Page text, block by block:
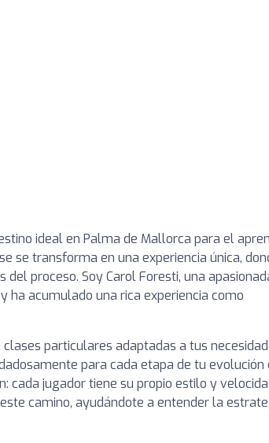
ideal en Palma de Mallorca para el
se transforma en una experiencia única,
proceso. Soy Carol Foresti, una
ha acumulado una rica experiencia como
particulares adaptadas a tus
para cada etapa de tu evolución
cada jugador tiene su propio estilo y
camino, ayudándote a entender la